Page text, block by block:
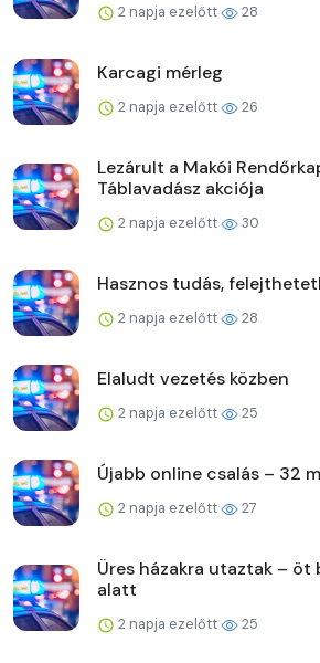
2 napja ezelőtt 28
Karcagi mérleg
2 napja ezelőtt 26
Lezárult a Makói
Táblavadász akciója
2 napja ezelőtt 30
Hasznos tudás,
2 napja ezelőtt 28
Elaludt vezetés közben
2 napja ezelőtt 25
Újabb online csalás – 32
2 napja ezelőtt 27
Üres házakra utaztak – öt
alatt
2 napja ezelőtt 25